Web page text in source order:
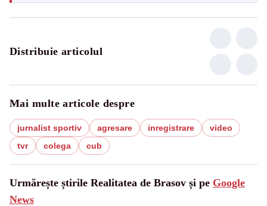
Distribuie articolul
Mai multe articole despre
jurnalist sportiv agresare inregistrare
video
tvr
colega cub
Urmărește știrile Realitatea de Brasov și pe Google
News